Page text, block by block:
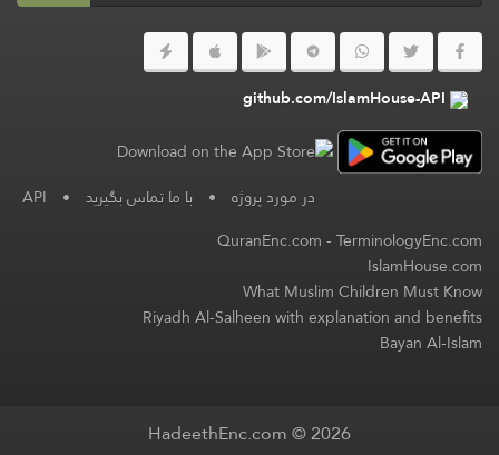
github.com/IslamHouse-API
در مورد پروژه • با ما تماس بگیرید •
API
QuranEnc.com-TerminologyEnc.com
IslamHouse.com
What Muslim Children Must Know
Riyadh Al-Salheen with explanation and benefits
Bayan Al-Islam
HadeethEnc.com © 2026